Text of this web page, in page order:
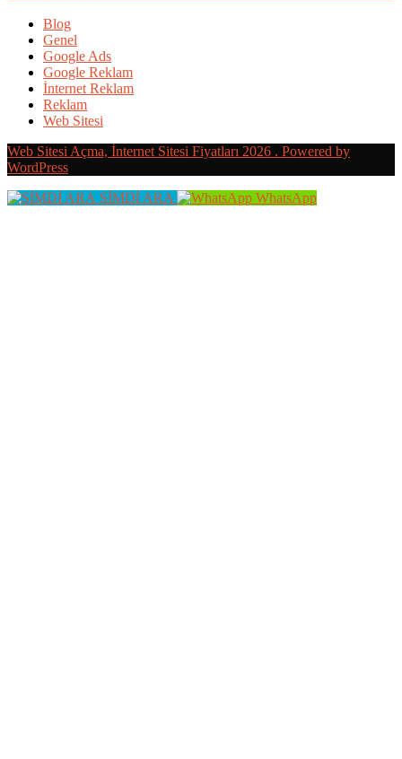
Blog
Genel
Google Ads
Google Reklam
İnternet Reklam
Reklam
Web Sitesi
Web Sitesi Açma, İnternet Sitesi Fiyatları 2026 . Powered by
WordPress
ŞİMDİ ARA
WhatsApp